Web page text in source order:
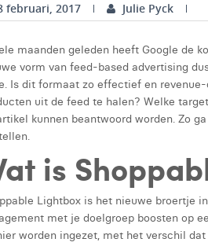
februari, 2017 Julie Pyck
maanden geleden heeft Google de
vorm van feed-based advertising
Is dit formaat zo effectief en
uit de feed te halen? Welke
kunnen beantwoord worden. Zo
is
Lightbox is het nieuwe broertje
met je doelgroep boosten op
worden ingezet, met het verschil